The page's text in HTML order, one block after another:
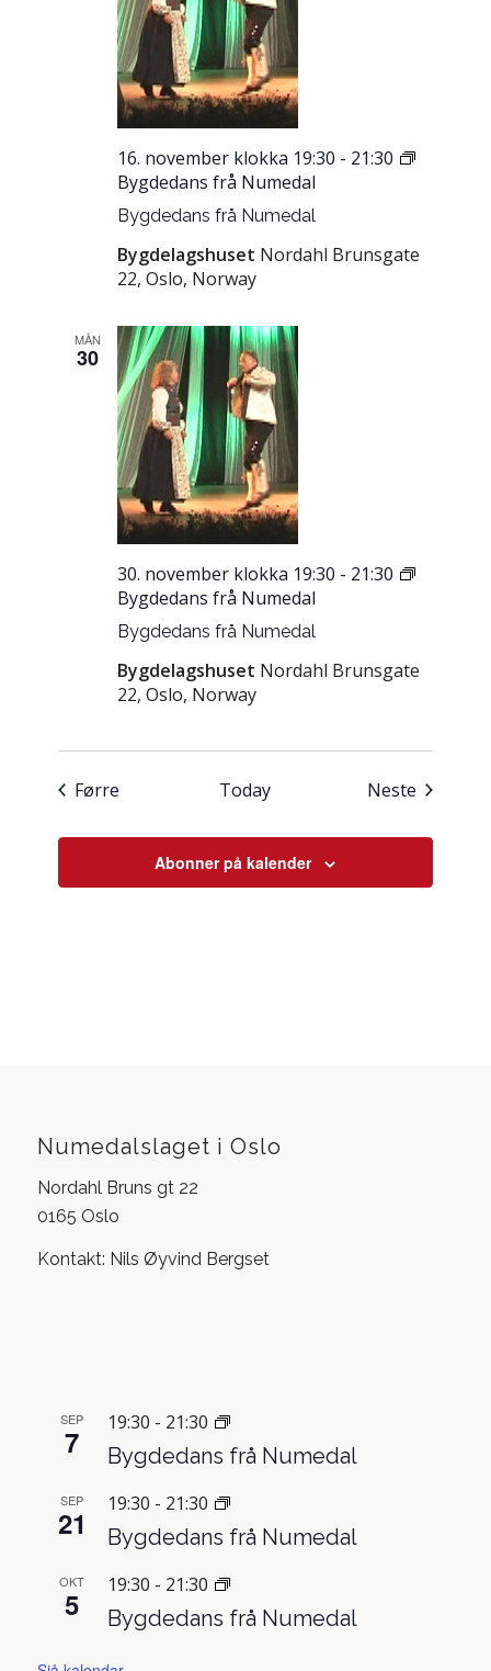
Bygdedans frå Numedal
16. november klokka 19:30 - 21:30
Bygdedans frå Numedal
Bygdelagshuset Nordahl Brunsgate
22, Oslo, Norway
MÅN
30
Bygdedans frå Numedal
30. november klokka 19:30 - 21:30
Bygdedans frå Numedal
Bygdelagshuset Nordahl Brunsgate
22, Oslo, Norway
Førre Today Neste
Abonner på kalender
Numedalslaget i Oslo
Nordahl Bruns gt 22
0165 Oslo
Kontakt: Nils Øyvind Bergset
SEP
7
19:30 - 21:30
Bygdedans frå Numedal
SEP
21
19:30 - 21:30
Bygdedans frå Numedal
OKT
5
19:30 - 21:30
Bygdedans frå Numedal